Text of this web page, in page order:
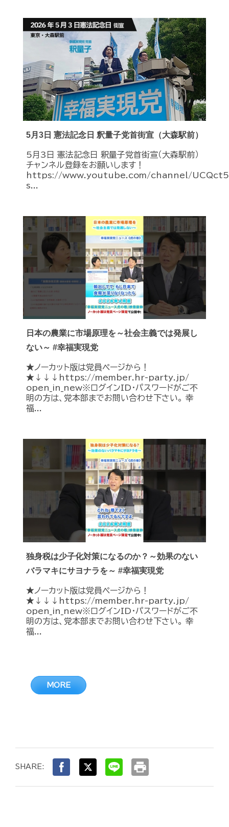
5月3日 憲法記念日 釈量子党首街宣（大森駅前）
5月3日 憲法記念日 釈量子党首街宣（大森駅前）
チャンネル登録をお願いします！
https://www.youtube.com/channel/
s...
日本の農業に市場原理を～社会主義では発展し
ない～ #幸福実現党
★ノーカット版は党員ページから！
★↓↓↓https://member.hr-party.jp/
open_in_new※ログインID・パスワードがご不
明の方は、党本部までお問い合わせ下さい。 幸
福...
独身税は少子化対策になるのか？～効果のない
バラマキにサヨナラを～ #幸福実現党
★ノーカット版は党員ページから！
★↓↓↓https://member.hr-party.jp/
open_in_new※ログインID・パスワードがご不
明の方は、党本部までお問い合わせ下さい。 幸
福...
MORE
SHARE: print